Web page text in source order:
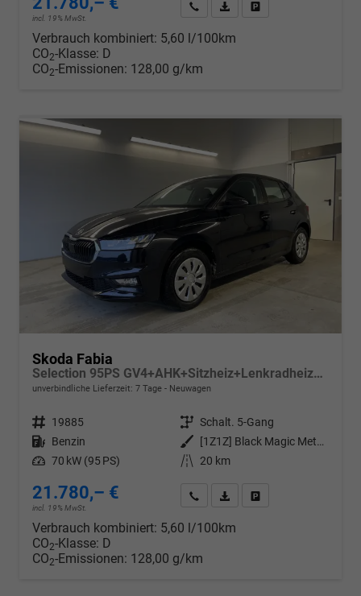
incl. 19% MwSt.
Wir rufen Sie anPDF-Datei, Fahrzeugexposé
Verbrauch kombiniert: 5,60 l/100km
CO2-Klasse: D
CO2-Emissionen: 128,00 g/km
Skoda Fabia
Selection 95PS GV4+AHK+Sitzheiz+Lenkradheiz+Climatronic+Tempomat+PDC
unverbindliche Lieferzeit: 7 Tage Neuwagen
Fahrzeugnr. 19885 Getriebe Schalt. 5-Gang
Kraftstoff Benzin Außenfarbe
[1Z1Z] Black Magic Metallic
Leistung 70 kW (95 PS) Kilometerstand 20 km
21.780,– €
incl. 19% MwSt.
Wir rufen Sie anPDF-Datei, Fahrzeugexposé
Verbrauch kombiniert: 5,60 l/100km
CO2-Klasse: D
CO2-Emissionen: 128,00 g/km